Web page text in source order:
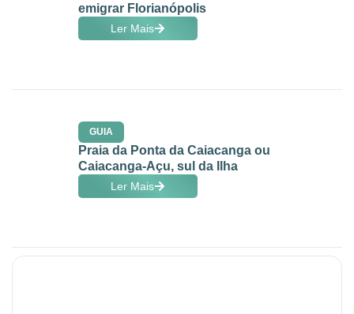
emigrar Florianópolis
Ler Mais
GUIA
Praia da Ponta da Caiacanga ou
Caiacanga-Açu, sul da Ilha
Ler Mais